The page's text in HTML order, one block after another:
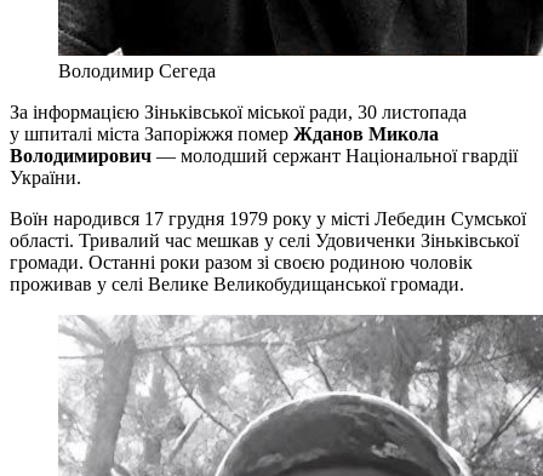
Володимир Сегеда
За інформацією Зіньківської міської ради, 30 листопада
у шпиталі міста Запоріжжя помер Жданов Микола
Володимирович — молодший сержант Національної гвардії
України.
Воїн народився 17 грудня 1979 року у місті Лебедин Сумської
області. Тривалий час мешкав у селі Удовиченки Зіньківської
громади. Останні роки разом зі своєю родиною чоловік
проживав у селі Велике Великобудищанської громади.